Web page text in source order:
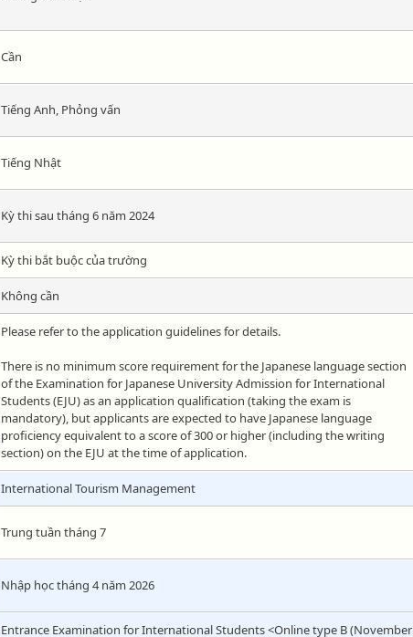
Cần
Tiếng Anh, Phỏng vấn
Tiếng Nhật
Kỳ thi sau tháng 6 năm 2024
Kỳ thi bắt buộc của trường
Không cần
Please refer to the application guidelines for details.
There is no minimum score requirement for the Japanese language section
of the Examination for Japanese University Admission for International
Students (EJU) as an application qualification (taking the exam is
mandatory), but applicants are expected to have Japanese language
proficiency equivalent to a score of 300 or higher (including the writing
section) on the EJU at the time of application.
International Tourism Management
Trung tuần tháng 7
Nhập học tháng 4 năm 2026
Entrance Examination for International Students <Online type B (November